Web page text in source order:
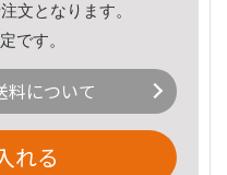
文となります。
です。
料について
れる